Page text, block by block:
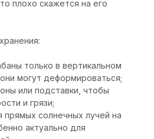
плохо скажется на его
только в вертикальном
могут деформироваться;
или подставки, чтобы
и грязи;
прямых солнечных лучей на
актуально для